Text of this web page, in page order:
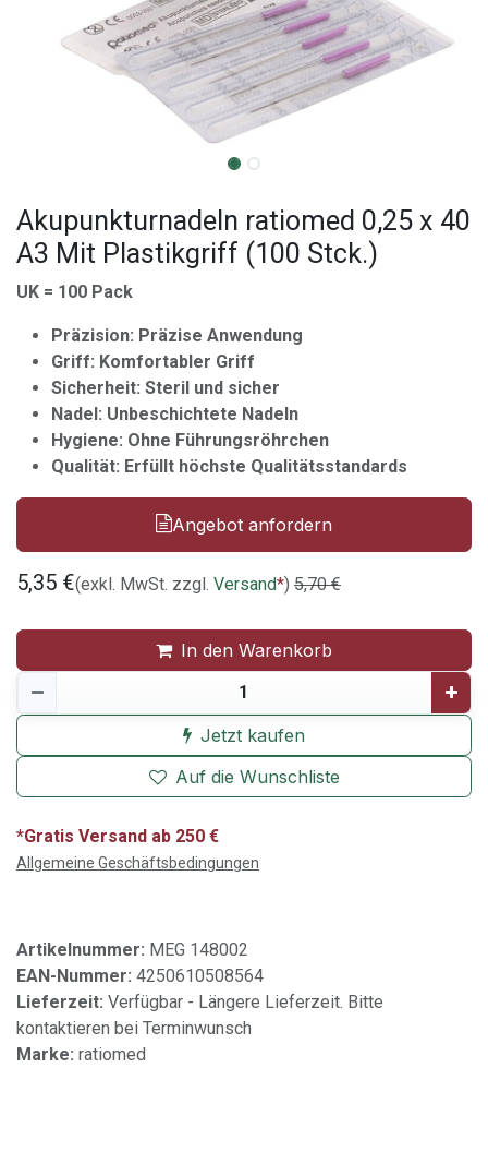
Akupunkturnadeln ratiomed 0,25 x 40
A3 Mit Plastikgriff (100 Stck.)
UK = 100 Pack
Präzision: Präzise Anwendung
Griff: Komfortabler Griff
Sicherheit: Steril und sicher
Nadel: Unbeschichtete Nadeln
Hygiene: Ohne Führungsröhrchen
Qualität: Erfüllt höchste Qualitätsstandards
Angebot anfordern
5,35 €(exkl. MwSt. zzgl. Versand*) 5,70€
In den Warenkorb
Jetzt kaufen
Auf die Wunschliste
*Gratis Versand ab 250 €
Allgemeine Geschäftsbedingungen
Artikelnummer: MEG 148002
EAN-Nummer: 4250610508564
Lieferzeit: Verfügbar - Längere Lieferzeit. Bitte
kontaktieren bei Terminwunsch
Marke: ratiomed